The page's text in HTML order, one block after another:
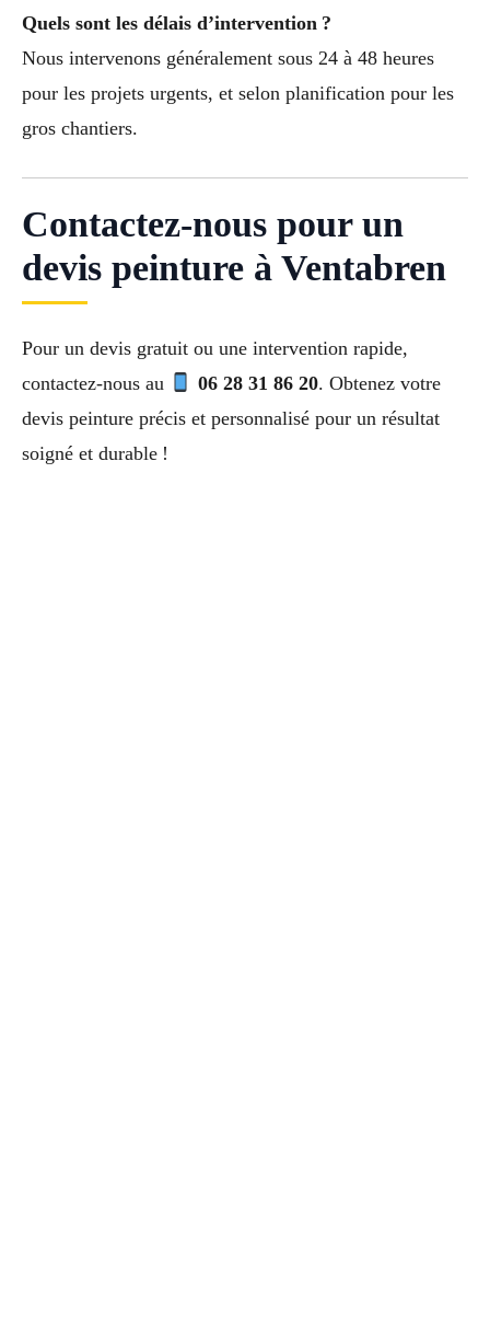
Quels sont les délais d’intervention ?
Nous intervenons généralement sous 24 à 48 heures
pour les projets urgents, et selon planification pour les
gros chantiers.
Contactez-nous pour un
devis peinture à Ventabren
Pour un devis gratuit ou une intervention rapide,
contactez-nous au
06 28 31 86 20. Obtenez votre
devis peinture précis et personnalisé pour un résultat
soigné et durable !